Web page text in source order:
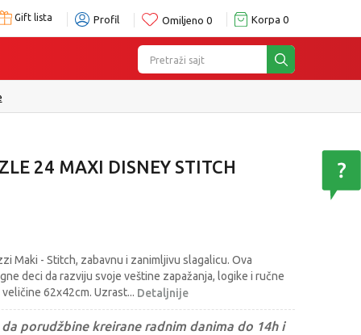
Gift lista Profil Omiljeno 0 Korpa 0
Pretraži sajt
24 MAXI DISNEY STITCH
Maki - Stitch, zabavnu i zanimljivu slagalicu. Ova
deci da razviju svoje veštine zapažanja, logike i ručne
62x42cm. Uzrast... Detaljnije
porudžbine kreirane radnim danima do 14h i